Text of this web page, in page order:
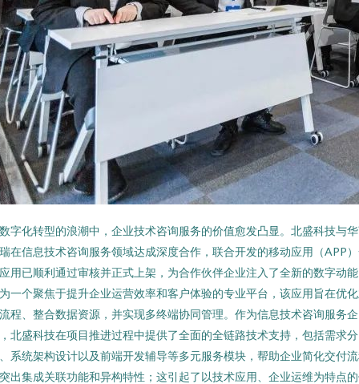
字化转型的浪潮中，企业技术咨询服务的价值愈发凸显。北盛科技与
在信息技术咨询服务领域达成深度合作，联合开发的移动应用（APP
用已顺利通过审核并正式上架，为合作伙伴企业注入了全新的数字动
一个聚焦于提升企业运营效率和客户体验的专业平台，该应用旨在优
程、整合数据资源，并实现多终端协同管理。作为信息技术咨询服务企
北盛科技在项目推进过程中提供了全面的全链路技术支持，包括需求分
系统架构设计以及前端开发辅导等多元服务模块，帮助企业简化交付
出集成关联功能和异构特性；这引起了以技术应用、企业运维为特点